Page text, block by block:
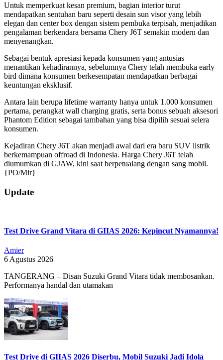
Untuk memperkuat kesan premium, bagian interior turut
mendapatkan sentuhan baru seperti desain sun visoryang lebih
elegan dan center box dengan sistem pembuka terpisah, menjadikan
pengalaman berkendara bersama Chery J6T semakin modern dan
menyenangkan.
Sebagai bentuk apresiasi kepada konsumen yang antusias
menantikan kehadirannya, sebelumnya Chery telah membuka early
bird dimana konsumen berkesempatan mendapatkan berbagai
keuntungan eksklusif.
Antara lain berupa lifetime warranty hanya untuk 1.000 konsumen
pertama, perangkat wall charging gratis, serta bonus sebuah aksesori
Phantom Edition sebagai tambahan yang bisa dipilih sesuai selera
konsumen.
Kejadiran Chery J6T akan menjadi awal dari era baru SUV listrik
berkemampuan offroad di Indonesia. Harga Chery J6T telah
diumumkan di GJAW, kini saat berpetualang dengan sang mobil.
{PO/Mir}
2025-
11-
Update
Test Drive Grand Vitara di GIIAS 2026: Kepincut Nyamannya!
Amier
6 Agustus 2026
TANGERANG – Disan Suzuki Grand Vitara tidak membosankan.
Performanya handal dan utamakan
Test Drive di GIIAS 2026 Diserbu, Mobil Suzuki Jadi Idola